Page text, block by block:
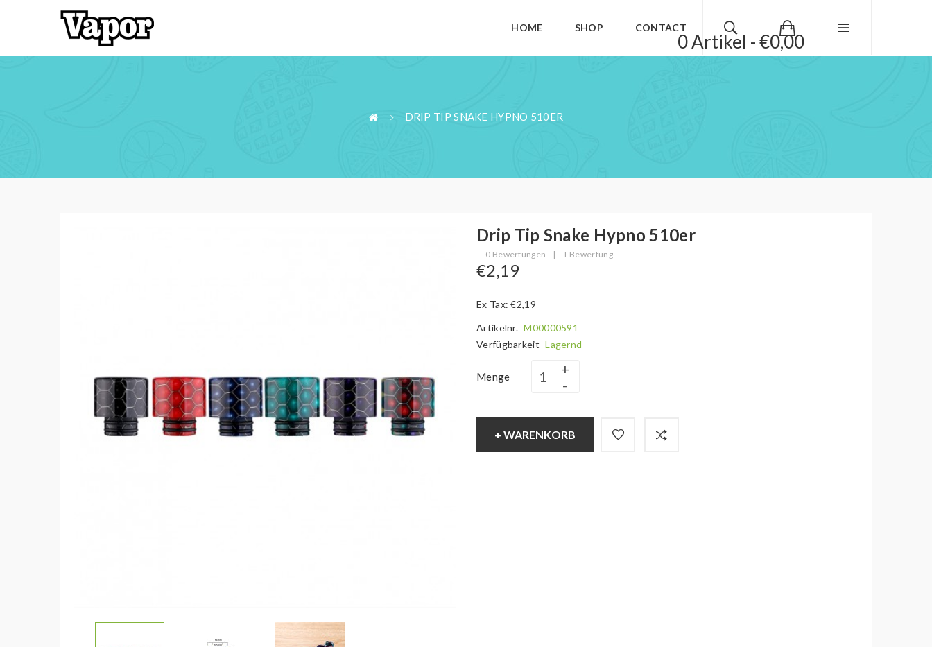
0 Artikel - €0,00
HOME SHOP CONTACT
DRIP TIP SNAKE HYPNO 510ER
Drip Tip Snake Hypno 510er
0 Bewertungen | + Bewertung
€2,19
Ex Tax: €2,19
Artikelnr. M00000591
Verfügbarkeit Lagernd
Menge
+ WARENKORB